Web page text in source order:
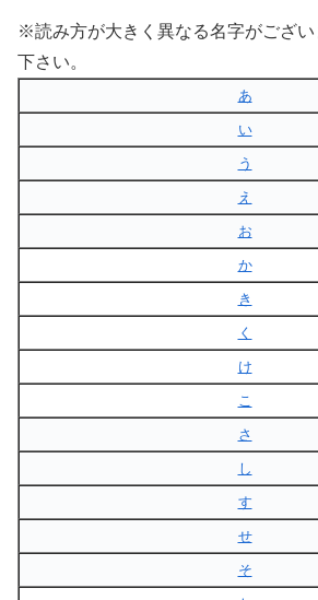
※読み方が大きく異なる名字がござ
下さい。
あ
い
う
え
お
か
き
く
け
こ
さ
し
す
せ
そ